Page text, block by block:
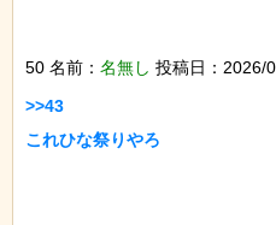
50 名前： 名無し 投稿日：2026/
>>43
これひな祭りやろ